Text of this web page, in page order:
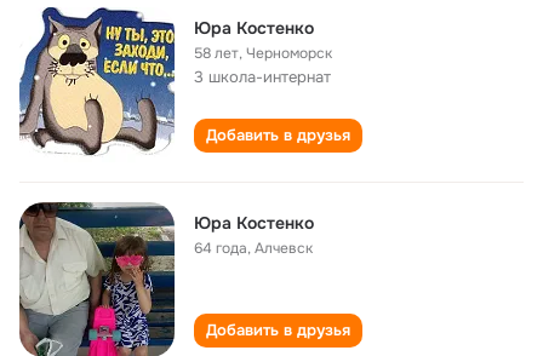
Юра Костенко
58 лет,Черноморск
3 школа-интернат
Добавить в друзья
Юра Костенко
64 года,Алчевск
Добавить в друзья